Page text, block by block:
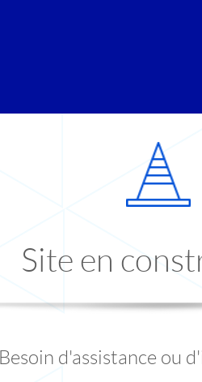
Site en
Besoin d'assistance ou